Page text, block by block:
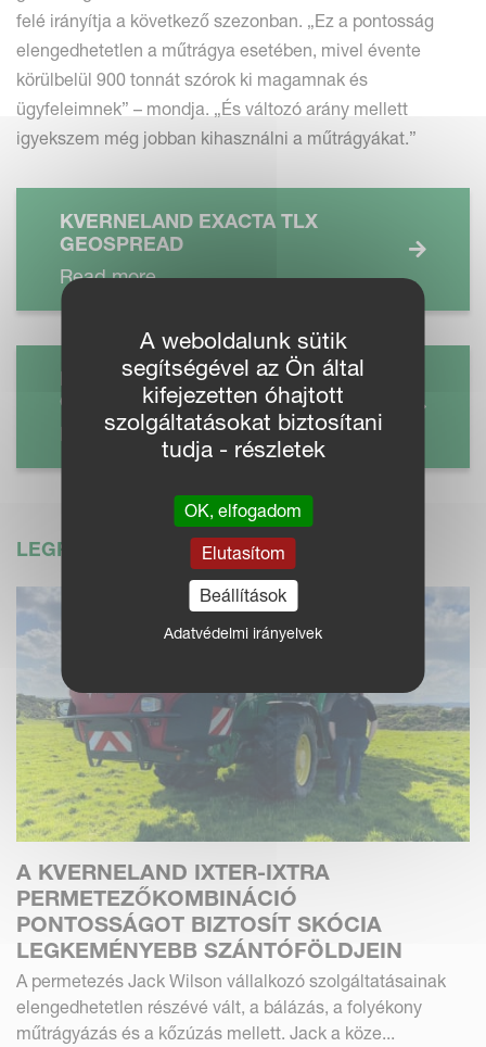
felé irányítja a következő szezonban. „Ez a pontosság
elengedhetetlen a műtrágya esetében, mivel évente
körülbelül 900 tonnát szórok ki magamnak és
ügyfeleimnek” – mondja. „És változó arány mellett
igyekszem még jobban kihasználni a műtrágyákat.”
KVERNELAND EXACTA TLX
GEOSPREAD
Read more
KVERNELAND EXACTA TLX
GEOSPREAD IDC
Read more
LEGFRISSEBB HÍREK
A KVERNELAND IXTER-IXTRA
PERMETEZŐKOMBINÁCIÓ
PONTOSSÁGOT BIZTOSÍT SKÓCIA
LEGKEMÉNYEBB SZÁNTÓFÖLDJEIN
A permetezés Jack Wilson vállalkozó szolgáltatásainak
elengedhetetlen részévé vált, a bálázás, a folyékony
műtrágyázás és a kőzúzás mellett. Jack a köze...
A weboldalunk sütik
segítségével az Ön által
kifejezetten óhajtott
szolgáltatásokat biztosítani
tudja - részletek
OK, elfogadom
Elutasítom
Beállítások
Adatvédelmi irányelvek